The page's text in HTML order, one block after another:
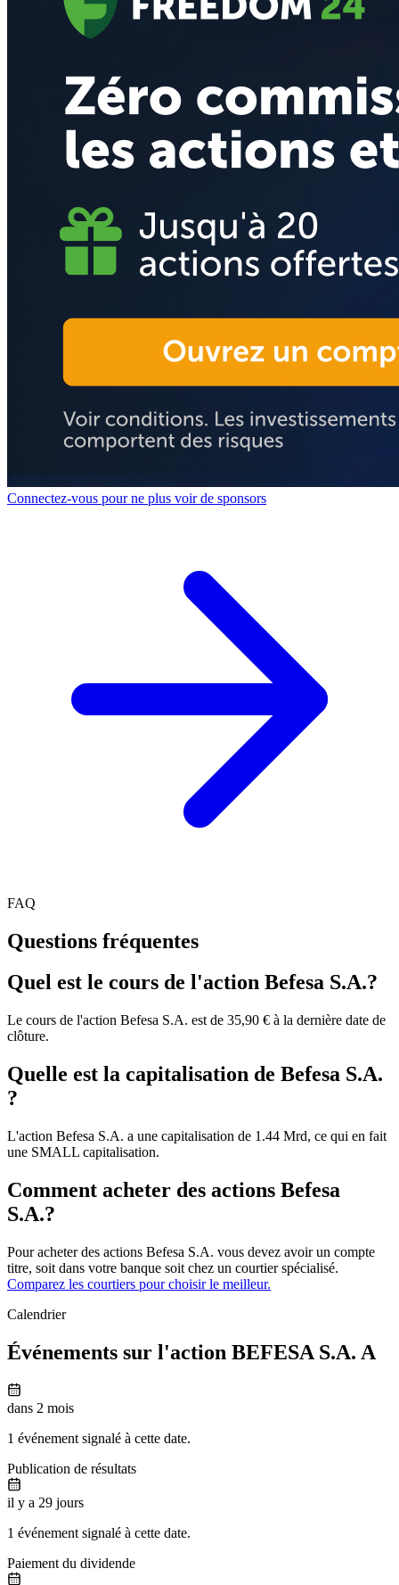
Connectez-vous pour ne plus voir de sponsors
FAQ
Questions fréquentes
Quel est le cours de l'action Befesa S.A.?
Le cours de l'action Befesa S.A. est de 35,90 € à la dernière date de
clôture.
Quelle est la capitalisation de Befesa S.A.
?
L'action Befesa S.A. a une capitalisation de 1.44 Mrd, ce qui en fait
une SMALL capitalisation.
Comment acheter des actions Befesa
S.A.?
Pour acheter des actions Befesa S.A. vous devez avoir un compte
titre, soit dans votre banque soit chez un courtier spécialisé.
Comparez les courtiers pour choisir le meilleur.
Calendrier
Événements sur l'action BEFESA S.A. A
dans 2 mois
1 événement signalé à cette date.
Publication de résultats
il y a 29 jours
1 événement signalé à cette date.
Paiement du dividende